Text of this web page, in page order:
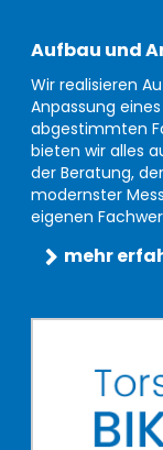
Aufbau und
Wir realisieren
Anpassung
abgestimmten
bieten wir alles
der Beratung,
modernster
eigenen
mehr